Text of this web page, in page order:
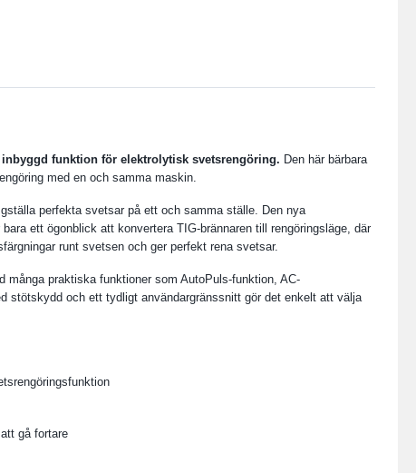
inbyggd funktion för elektrolytisk svetsrengöring. Den här bärbara
med en och samma maskin.
perfekta svetsar på ett och samma ställe. Den nya
ett ögonblick att konvertera TIG-brännaren till rengöringsläge, där
runt svetsen och ger perfekt rena svetsar.
många praktiska funktioner som AutoPuls-funktion, AC-
stötskydd och ett tydligt användargränssnitt gör det enkelt att välja
gå fortare